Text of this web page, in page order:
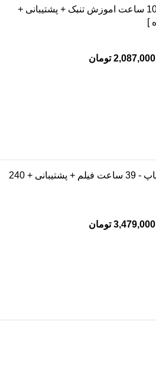
آموزش تنبک - [ 10 ساعت اموزش تنبک + پشتیبانی +
2,087,000 تومان
گیتار کلاسیک و پاپ - 39 ساعت فیلم + پشتیبانی + 240
3,479,000 تومان